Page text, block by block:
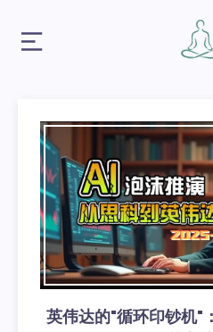
英伟达的"循环印钞机"